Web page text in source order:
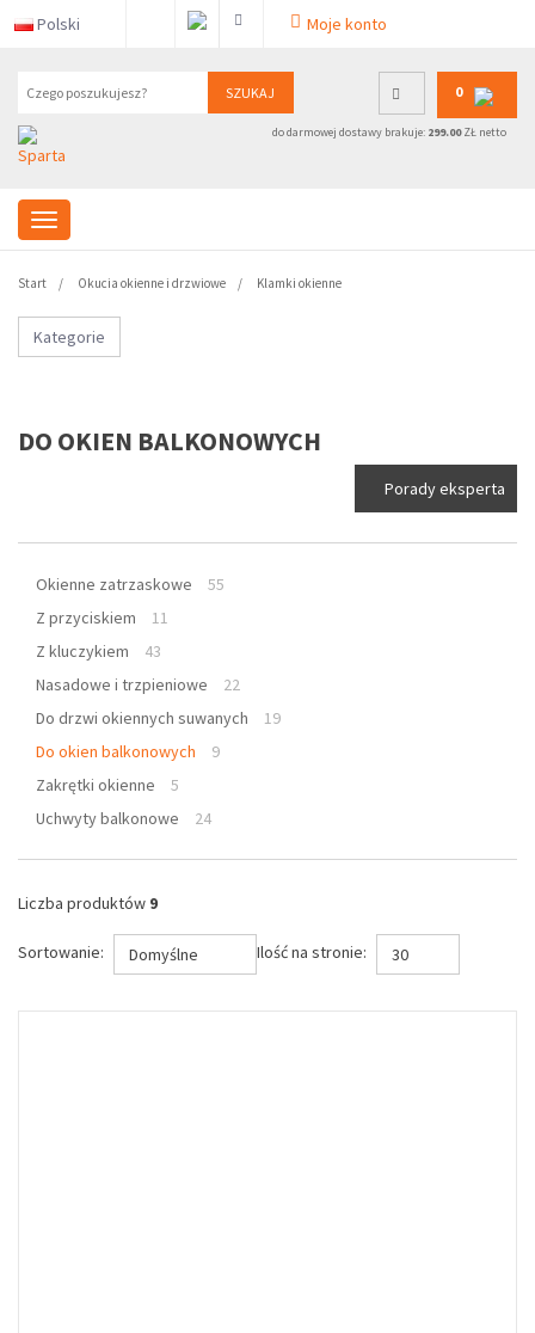
Polski Moje konto
SZUKAJ 0
do darmowej dostawy brakuje: 299.00ZŁ netto
Start Okucia okienne i drzwiowe Klamki okienne
Kategorie
DO OKIEN BALKONOWYCH
Porady eksperta
Okienne zatrzaskowe
55
Z przyciskiem
11
Z kluczykiem
43
Nasadowe i trzpieniowe
22
Do drzwi okiennych suwanych
19
Do okien balkonowych
9
Zakrętki okienne
5
Uchwyty balkonowe
24
Liczba produktów 9
Sortowanie: Domyślne Ilość na stronie: 30